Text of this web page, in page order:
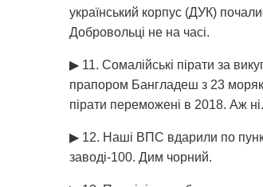
український корпус (ДУК)
Добровольці не на часі.
▶ 11. Сомалійські пірати за
прапором Бангладеш з 23
пірати переможені в 2018. Аж
▶ 12. Наші ВПС вдарили по
заводі-100. Дим чорний.